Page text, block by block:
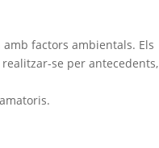
factors ambientals. Els
se per antecedents,